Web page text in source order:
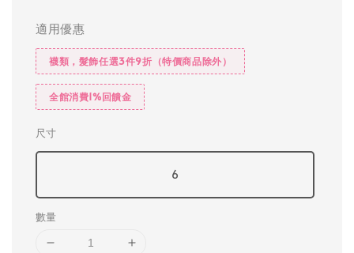
適用優惠
襪類，髮飾任選3件9折（特價商品除外）
全館消費1%回饋金
尺寸
6
數量